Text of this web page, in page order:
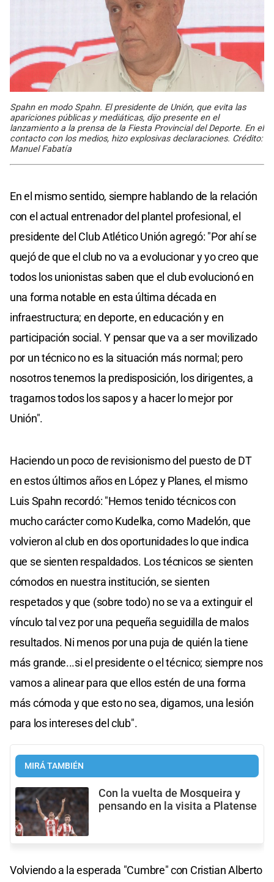
Spahn en modo Spahn. El presidente de Unión, que evita las
apariciones públicas y mediáticas, dijo presente en el
lanzamiento a la prensa de la Fiesta Provincial del Deporte. En el
contacto con los medios, hizo explosivas declaraciones. Crédito:
Manuel Fabatía
En el mismo sentido, siempre hablando de la relación
con el actual entrenador del plantel profesional, el
presidente del Club Atlético Unión agregó: "Por ahí se
quejó de que el club no va a evolucionar y yo creo que
todos los unionistas saben que el club evolucionó en
una forma notable en esta última década en
infraestructura; en deporte, en educación y en
participación social. Y pensar que va a ser movilizado
por un técnico no es la situación más normal; pero
nosotros tenemos la predisposición, los dirigentes, a
tragarnos todos los sapos y a hacer lo mejor por
Unión".
Haciendo un poco de revisionismo del puesto de DT
en estos últimos años en López y Planes, el mismo
Luis Spahn recordó: "Hemos tenido técnicos con
mucho carácter como Kudelka, como Madelón, que
volvieron al club en dos oportunidades lo que indica
que se sienten respaldados. Los técnicos se sienten
cómodos en nuestra institución, se sienten
respetados y que (sobre todo) no se va a extinguir el
vínculo tal vez por una pequeña seguidilla de malos
resultados. Ni menos por una puja de quién la tiene
más grande...si el presidente o el técnico; siempre nos
vamos a alinear para que ellos estén de una forma
más cómoda y que esto no sea, digamos, una lesión
para los intereses del club".
MIRÁ TAMBIÉN
Con la vuelta de Mosqueira y
pensando en la visita a Platense
Volviendo a la esperada "Cumbre" con Cristian Alberto